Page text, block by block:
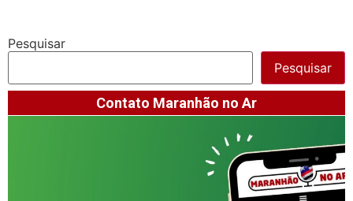
Pesquisar
Pesquisar
Contato Maranhão no Ar